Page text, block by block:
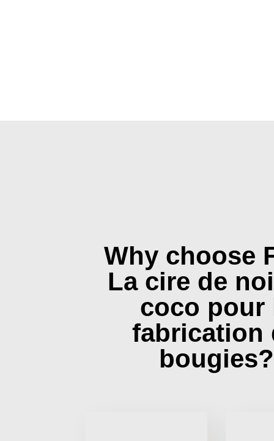
Why choose
La cire de
coco pour
fabrication
bougies?